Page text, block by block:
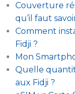
Couverture
qu’il faut
Comment
Fidji ?
Mon
Quelle
aux Fidji ?